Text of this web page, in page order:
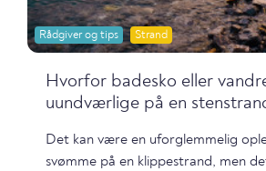
Rådgiver og tips Strand
Hvorfor badesko eller
uundværlige på en
Det kan være en uforglemmelig
svømme på en klippestrand, men